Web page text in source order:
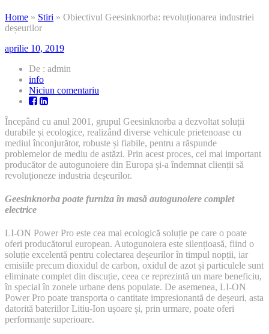
Home » Stiri » Obiectivul Geesinknorba: revoluționarea industriei
deșeurilor
aprilie 10, 2019
De : admin
info
Niciun comentariu
revoluționarea
industriei
deșeurilor
Începând cu anul 2001, grupul Geesinknorba a dezvoltat soluții
durabile și ecologice, realizând diverse vehicule prietenoase cu
mediul înconjurător, robuste și fiabile, pentru a răspunde
problemelor de mediu de astăzi. Prin acest proces, cel mai important
producător de autogunoiere din Europa și-a îndemnat clienții să
revoluționeze industria deșeurilor.
Geesinknorba poate furniza în masă autogunoiere complet
electrice
LI-ON Power Pro este cea mai ecologică soluție pe care o poate
oferi producătorul european. Autogunoiera este silențioasă, fiind o
soluție excelentă pentru colectarea deșeurilor în timpul nopții, iar
emisiile precum dioxidul de carbon, oxidul de azot și particulele sunt
eliminate complet din discuție, ceea ce reprezintă un mare beneficiu,
în special în zonele urbane dens populate. De asemenea, LI-ON
Power Pro poate transporta o cantitate impresionantă de deșeuri, asta
datorită bateriilor Litiu-Ion ușoare și, prin urmare, poate oferi
performanțe superioare.